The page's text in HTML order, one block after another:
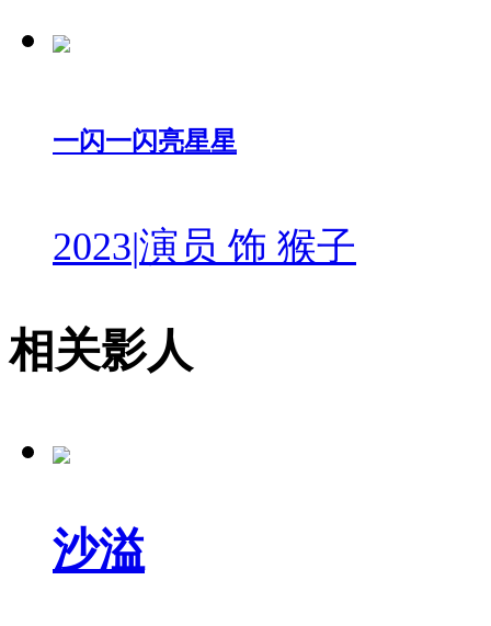
一闪一闪亮星星
2023|演员 饰 猴子
相关影人
沙溢